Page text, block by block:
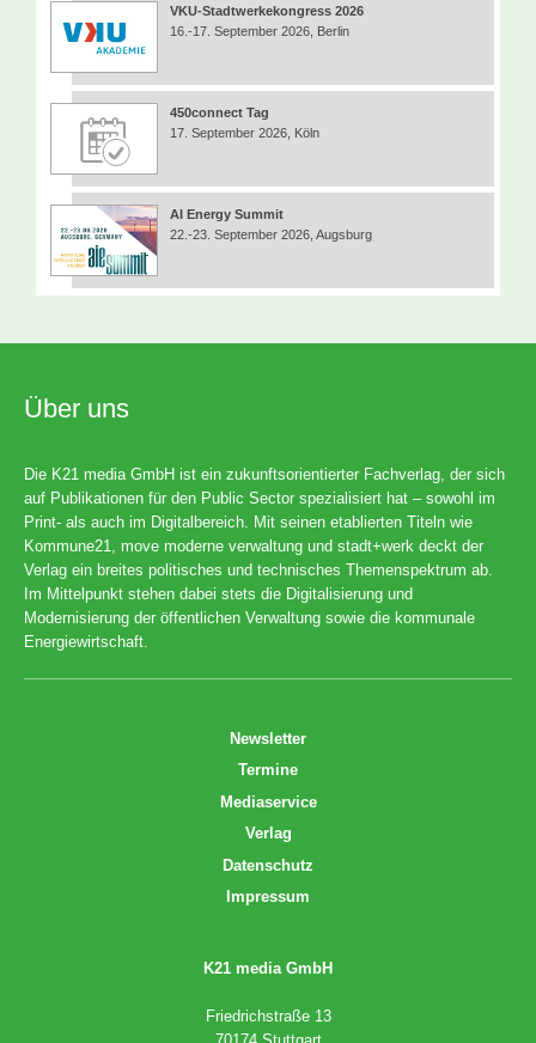
VKU-Stadtwerkekongress 2026
16.-17. September 2026, Berlin
450connect Tag
17. September 2026, Köln
AI Energy Summit
22.-23. September 2026, Augsburg
Über uns
Die K21 media GmbH ist ein zukunftsorientierter Fachverlag, der sich
auf Publikationen für den Public Sector spezialisiert hat – sowohl im
Print- als auch im Digitalbereich. Mit seinen etablierten Titeln wie
Kommune21, move moderne verwaltung und stadt+werk deckt der
Verlag ein breites politisches und technisches Themenspektrum ab.
Im Mittelpunkt stehen dabei stets die Digitalisierung und
Modernisierung der öffentlichen Verwaltung sowie die kommunale
Energiewirtschaft.
Newsletter
Termine
Mediaservice
Verlag
Datenschutz
Impressum
K21 media GmbH
Friedrichstraße 13